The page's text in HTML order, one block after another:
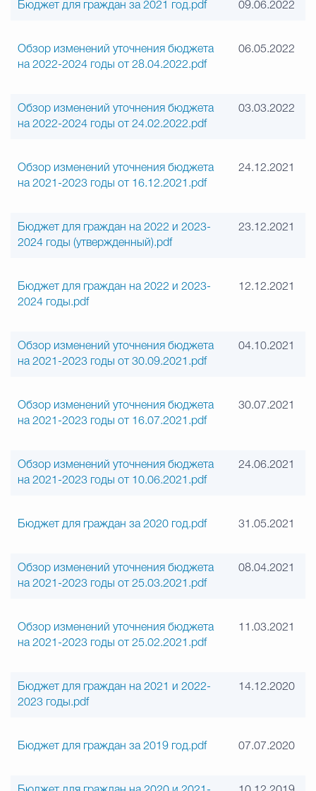
Бюджет для граждан за 2021 год.pdf 09.06.2022
Обзор изменений уточнения бюджета
на 2022-2024 годы от 28.04.2022.pdf
06.05.2022
Обзор изменений уточнения бюджета
на 2022-2024 годы от 24.02.2022.pdf
03.03.2022
Обзор изменений уточнения бюджета
на 2021-2023 годы от 16.12.2021.pdf
24.12.2021
Бюджет для граждан на 2022 и 2023-
2024 годы (утвержденный).pdf
23.12.2021
Бюджет для граждан на 2022 и 2023-
2024 годы.pdf
12.12.2021
Обзор изменений уточнения бюджета
на 2021-2023 годы от 30.09.2021.pdf
04.10.2021
Обзор изменений уточнения бюджета
на 2021-2023 годы от 16.07.2021.pdf
30.07.2021
Обзор изменений уточнения бюджета
на 2021-2023 годы от 10.06.2021.pdf
24.06.2021
Бюджет для граждан за 2020 год.pdf 31.05.2021
Обзор изменений уточнения бюджета
на 2021-2023 годы от 25.03.2021.pdf
08.04.2021
Обзор изменений уточнения бюджета
на 2021-2023 годы от 25.02.2021.pdf
11.03.2021
Бюджет для граждан на 2021 и 2022-
2023 годы.pdf
14.12.2020
Бюджет для граждан за 2019 год.pdf 07.07.2020